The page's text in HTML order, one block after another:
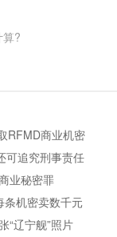
?
RFMD商业机密
可追究刑事责任
业秘密罪
条机密卖数千元
“辽宁舰”照片